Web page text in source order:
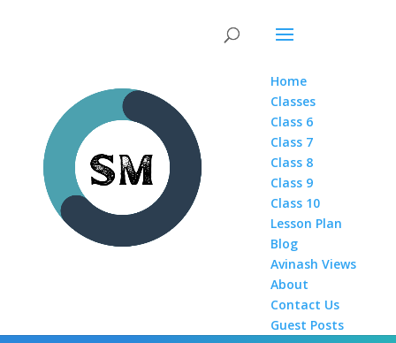
Home
Classes
Class 6
Class 7
Class 8
Class 9
Class 10
Lesson Plan
Blog
Avinash Views
About
Contact Us
Guest Posts